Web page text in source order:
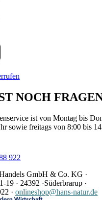
NOCH
ist von Montag bis
sowie freitags von 8:00 bis
922
GmbH & Co. KG ·
19 · 24392 ·Süderbrarup ·
· onlineshop@hans-natur.de